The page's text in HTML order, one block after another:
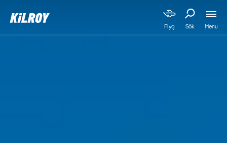
Flyg Sök Menu